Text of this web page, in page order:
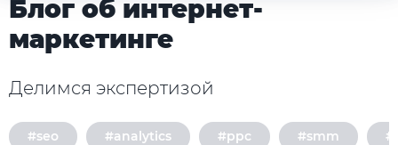
Блог об интернет-
маркетинге
Делимся экспертизой
#seo #analytics #ppc #smm